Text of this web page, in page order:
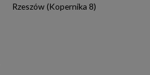
Rzeszów (Kopernika 8)